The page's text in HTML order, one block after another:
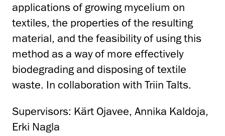
applications of growing mycelium on
textiles, the properties of the resulting
material, and the feasibility of using this
method as a way of more effectively
biodegrading and disposing of textile
waste. In collaboration with Triin Talts.
Supervisors: Kärt Ojavee, Annika Kaldoja,
Erki Nagla